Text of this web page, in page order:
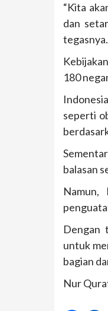
“Kita
dan
tegasnya.
180
seperti
balasan
Namun,
Dengan
untuk
bagian
Nur